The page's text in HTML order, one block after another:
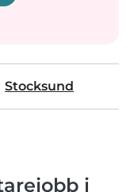
Stocksund
i